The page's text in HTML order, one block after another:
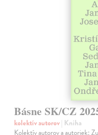
Básne SK/CZ
kolektív autorov| Kniha
Kolektív autorov a autoriek: